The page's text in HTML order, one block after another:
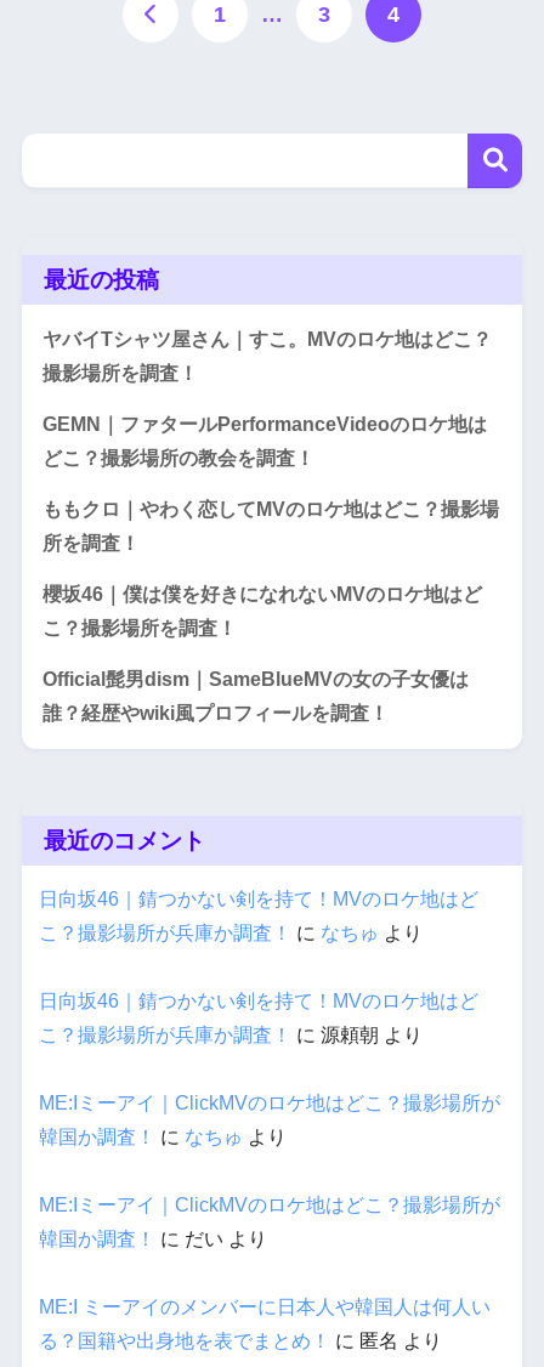
1 … 3 4
最近の投稿
ヤバイTシャツ屋さん｜すこ。MVのロケ地はどこ？
撮影場所を調査！
GEMN｜ファタールPerformanceVideoのロケ地は
どこ？撮影場所の教会を調査！
ももクロ｜やわく恋してMVのロケ地はどこ？撮影場
所を調査！
櫻坂46｜僕は僕を好きになれないMVのロケ地はど
こ？撮影場所を調査！
Official髭男dism｜SameBlueMVの女の子女優は
誰？経歴やwiki風プロフィールを調査！
最近のコメント
日向坂46｜錆つかない剣を持て！MVのロケ地はど
こ？撮影場所が兵庫か調査！
に なちゅ より
日向坂46｜錆つかない剣を持て！MVのロケ地はど
こ？撮影場所が兵庫か調査！
に 源頼朝 より
ME:Iミーアイ｜ClickMVのロケ地はどこ？撮影場所が
韓国か調査！
に なちゅ より
ME:Iミーアイ｜ClickMVのロケ地はどこ？撮影場所が
韓国か調査！
に だい より
ME:I ミーアイのメンバーに日本人や韓国人は何人い
る？国籍や出身地を表でまとめ！
に 匿名 より